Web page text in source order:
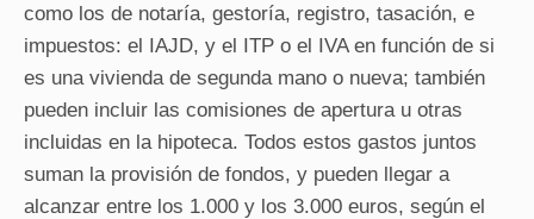
como los de notaría, gestoría, registro, tasación, e
impuestos: el IAJD, y el ITP o el IVA en función de si
es una vivienda de segunda mano o nueva; también
pueden incluir las comisiones de apertura u otras
incluidas en la hipoteca. Todos estos gastos juntos
suman la provisión de fondos, y pueden llegar a
alcanzar entre los 1.000 y los 3.000 euros, según el